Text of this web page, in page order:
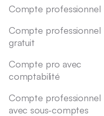
Compte professionnel
Compte professionnel
gratuit
Compte pro avec
comptabilité
Compte professionnel
avec sous-comptes